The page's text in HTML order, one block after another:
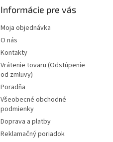
Informácie pre vás
Moja objednávka
O nás
Kontakty
Vrátenie tovaru (Odstúpenie
od zmluvy)
Poradňa
Všeobecné obchodné
podmienky
Doprava a platby
Reklamačný poriadok